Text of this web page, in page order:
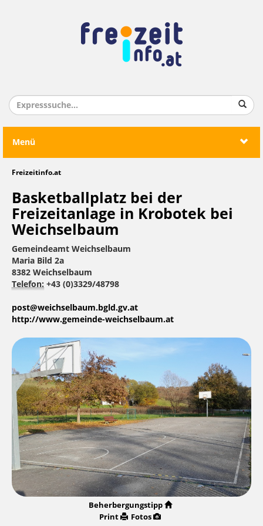
Menü
Freizeitinfo.at
Basketballplatz bei der
Freizeitanlage in Krobotek bei
Weichselbaum
Gemeindeamt Weichselbaum
Maria Bild 2a
8382 Weichselbaum
Telefon: +43 (0)3329/48798
post@weichselbaum.bgld.gv.at
http://www.gemeinde-weichselbaum.at
Beherbergungstipp
Print
Fotos